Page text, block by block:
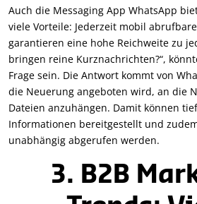
Auch die Messaging App WhatsApp
viele Vorteile: Jederzeit mobil
garantieren eine hohe Reichweite zu
bringen reine Kurznachrichten?“,
Frage sein. Die Antwort kommt von
die Neuerung angeboten wird, an die
Dateien anzuhängen. Damit können
Informationen bereitgestellt und
unabhängig abgerufen werden.
3. B2B